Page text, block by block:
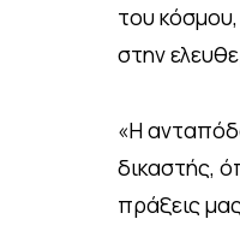
του
στην
«Η
δικαστής,
πράξεις